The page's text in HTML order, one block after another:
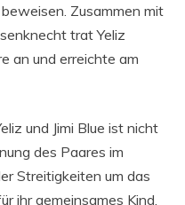
Zusammen mit
trat Yeliz
an und erreichte am
und Jimi Blue ist nicht
des Paares im
Streitigkeiten um das
ihr gemeinsames Kind.